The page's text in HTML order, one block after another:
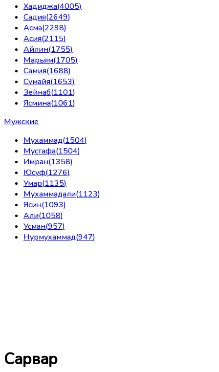
Хадиджа(4005)
Садия(2649)
Асма(2298)
Асия(2115)
Айлин(1755)
Марьям(1705)
Самия(1688)
Сумайя(1653)
Зейнаб(1101)
Ясмина(1061)
Мужские
Мухаммад(1504)
Мустафа(1504)
Имран(1358)
Юсуф(1276)
Умар(1135)
Мухаммадали(1123)
Ясин(1093)
Али(1058)
Усман(957)
Нурмухаммад(947)
Сарвар